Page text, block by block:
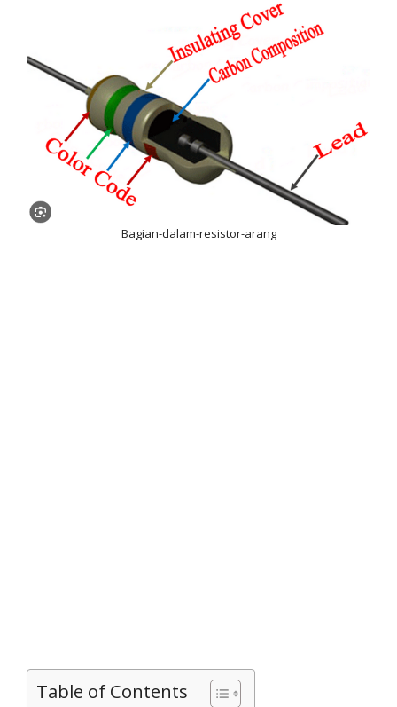
Bagian-dalam-resistor-arang
Table of Contents